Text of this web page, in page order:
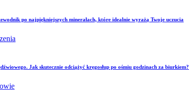
po najpiękniejszych minerałach, które idealnie wyrażą Twoje uczucia
Jak skutecznie odciążyć kręgosłup po ośmiu godzinach za biurkiem?